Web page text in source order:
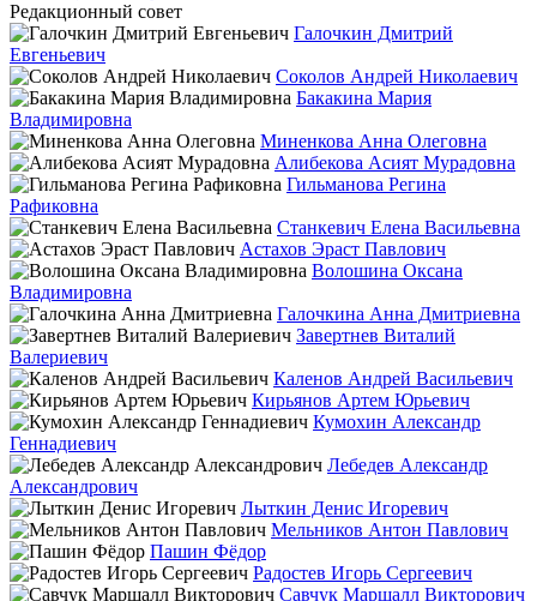
Редакционный совет
Галочкин Дмитрий
Евгеньевич
Соколов Андрей Николаевич
Бакакина Мария
Владимировна
Миненкова Анна Олеговна
Алибекова Асият Мурадовна
Гильманова Регина
Рафиковна
Станкевич Елена Васильевна
Астахов Эраст Павлович
Волошина Оксана
Владимировна
Галочкина Анна Дмитриевна
Завертнев Виталий
Валериевич
Каленов Андрей Васильевич
Кирьянов Артем Юрьевич
Кумохин Александр
Геннадиевич
Лебедев Александр
Александрович
Лыткин Денис Игоревич
Мельников Антон Павлович
Пашин Фёдор
Радостев Игорь Сергеевич
Савчук Маршалл Викторович